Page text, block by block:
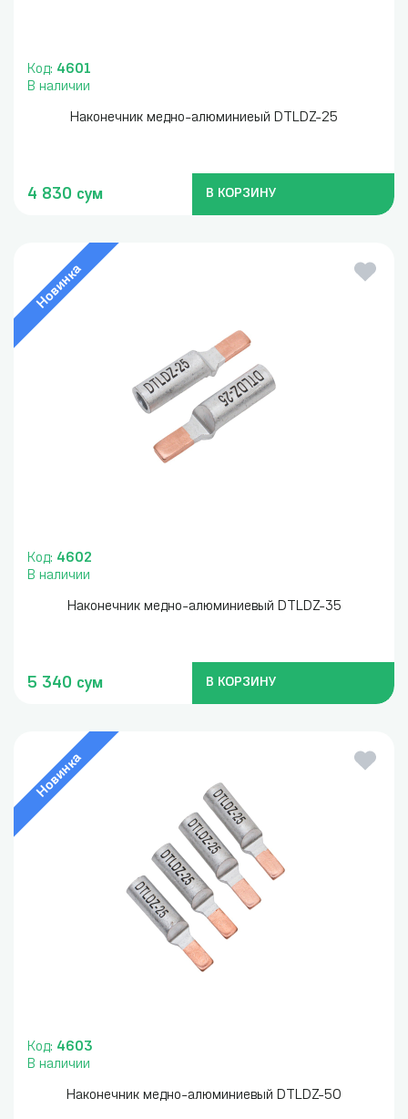
Код: 4601
В наличии
Наконечник медно-алюминиеый DTLDZ-25
4 830 сум В КОРЗИНУ
Новинка
Код: 4602
В наличии
Наконечник медно-алюминиевый DTLDZ-35
5 340 сум В КОРЗИНУ
Новинка
Код: 4603
В наличии
Наконечник медно-алюминиевый DTLDZ-50